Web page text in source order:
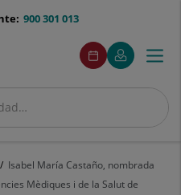
900 301 013
menuAcceso
Pide
cita
Este
enlace
se
en
Mi
Quirónsalud
Este
enlace
se
en
ventana
Menú
Isabel María Castaño, nombrada
Mèdiques i de la Salut de